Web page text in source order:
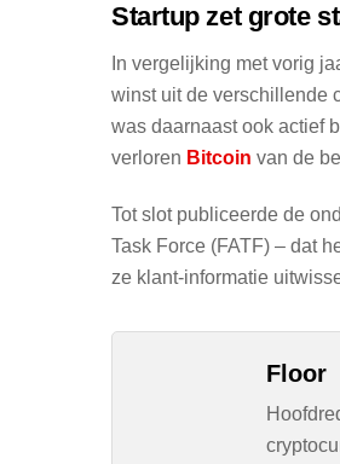
Startup zet grote
In vergelijking met vorig
winst uit de verschillende
was daarnaast ook actief
verloren Bitcoin van de
Tot slot publiceerde de
Task Force (FATF) – dat
ze klant-informatie
Floor